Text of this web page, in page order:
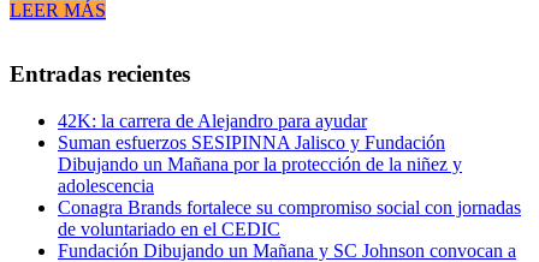
LEER MÁS
Entradas recientes
42K: la carrera de Alejandro para ayudar
Suman esfuerzos SESIPINNA Jalisco y Fundación
Dibujando un Mañana por la protección de la niñez y
adolescencia
Conagra Brands fortalece su compromiso social con jornadas
de voluntariado en el CEDIC
Fundación Dibujando un Mañana y SC Johnson convocan a